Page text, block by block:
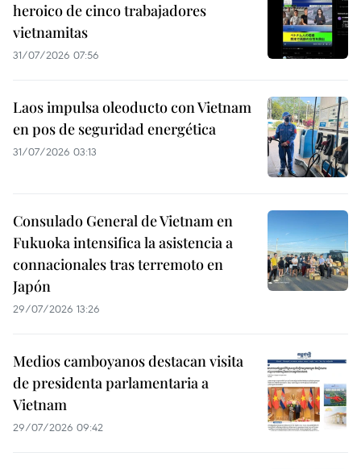
heroico de cinco trabajadores
vietnamitas
31/07/2026 07:56
Laos impulsa oleoducto con Vietnam
en pos de seguridad energética
31/07/2026 03:13
Consulado General de Vietnam en
Fukuoka intensifica la asistencia a
connacionales tras terremoto en
Japón
29/07/2026 13:26
Medios camboyanos destacan visita
de presidenta parlamentaria a
Vietnam
29/07/2026 09:42